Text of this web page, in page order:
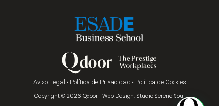
Aviso Legal • Política de Privacidad • Política de Cookies
Copyright © 2026 Qdoor | Web Design: Studio Serene Soul